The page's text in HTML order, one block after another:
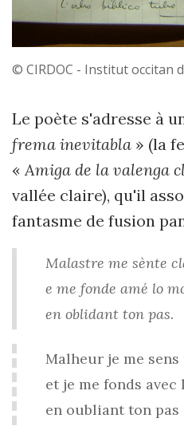
© CIRDOC - Institut occitan
Le poète s'adresse à
frema inevitabla » (la
« Amiga de la valenga
vallée claire), qu'il
fantasme de fusion
Malastre me sènte
e me fonde amé lo
en oblidant ton pas.
Malheur je me
et je me fonds avec
en oubliant ton pas